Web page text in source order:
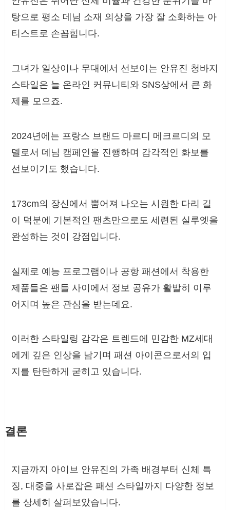
탕으로 평소 데님 소재 의상을 가장 잘 소화하는 아
티스트로 손꼽힙니다.
그녀가 일상이나 무대에서 선보이는 안유진 청바지
스타일은 늘 온라인 커뮤니티와 SNS상에서 큰 화
제를 모으죠.
2024년에는 프랑스 브랜드 마르디 메크르디의 모
델로서 데님 캠페인을 진행하며 감각적인 화보를
선보이기도 했습니다.
173cm의 장신에서 뿜어져 나오는 시원한 다리 길
이 덕분에 기본적인 팬츠만으로도 세련된 실루엣을
완성하는 것이 강점입니다.
실제로 예능 프로그램이나 공항 패션에서 착용한
제품들은 팬들 사이에서 정보 공유가 활발히 이루
어지며 높은 관심을 받는데요.
이러한 스타일링 감각은 트렌드에 민감한 MZ세대
에게 깊은 인상을 남기며 패션 아이콘으로서의 입
지를 탄탄하게 굳히고 있습니다.
결론
지금까지 아이브 안유진의 가족 배경부터 신체 특
징, 대중을 사로잡은 패션 스타일까지 다양한 정보
를 상세히 살펴보았습니다.